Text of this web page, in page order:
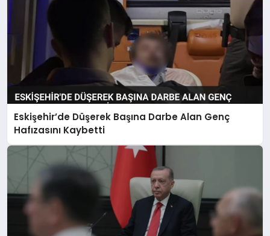
Eskişehir’de Düşerek Başına Darbe Alan Genç
Hafızasını Kaybetti